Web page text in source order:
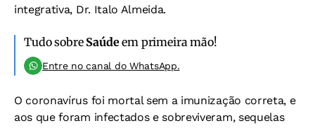
integrativa, Dr. Italo Almeida.
Tudo sobre Saúdeem primeira mão!
Entre no canal do WhatsApp.
O coronavírus foi mortal sem a imunização correta, e
aos que foram infectados e sobreviveram, sequelas